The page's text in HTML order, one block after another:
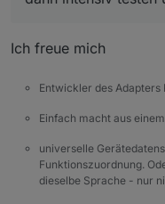
Ich freue mich
Entwickler des
Einfach macht aus
universelle
Funktionszuordnung.
dieselbe Sprache - nur